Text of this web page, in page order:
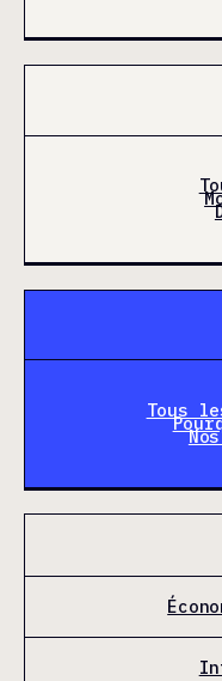
Tous